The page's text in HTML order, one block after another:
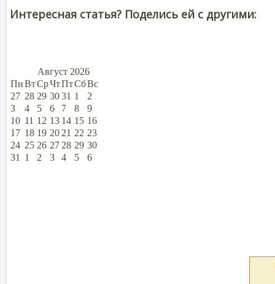
Интересная статья? Поделись ей с другими:
Август 2026
ПнВтСрЧтПтСбВс
27 28 29 3031 1
2
3
4 5 6 7 8
9
10 11 12 13 14 15 16
17 18 19 20 21 22 23
24 25 26 27 28 29 30
31
1 2 3 4 5 6